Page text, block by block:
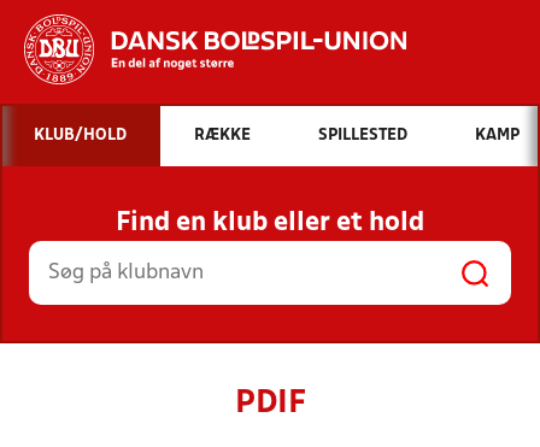
Hvad vil du søge efter?
INDHOLD OG NYHEDER
STILLINGER, RESULTATER, KLUBBER OG
HOLD
KLUB/HOLD RÆKKE SPILLESTED KAMP
Find en klub eller et hold
PDIF